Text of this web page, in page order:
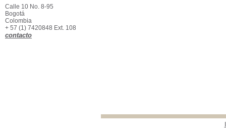
Calle 10 No. 8-95
Bogotá
Colombia
+ 57 (1) 7420848 Ext. 108
contacto